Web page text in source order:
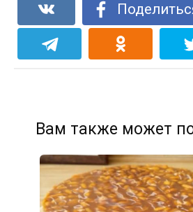
Вам также может